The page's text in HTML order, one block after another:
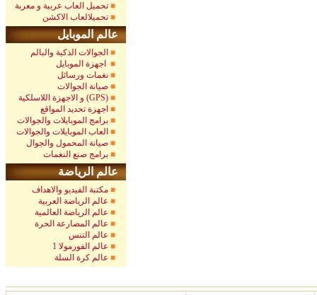
تحميل العاب عربية و معربة
تحميلالعاب الاكشن
عالم الموبايل
الجوالات الذكية والبالم
نغمات ورسائل
صيانة الجوالات
و الاجهزة اللاسلكية (GPS)
اجهزة تحديد المواقع
برامج الموبايلات والجوالات
العاب الموبايلات والجوالات
صيانة المحمول والجوال
برامج صنع النغمات
عالم الرياضة
مكتبة الفيديو والاهداف
عالم الرياضة العربية
عالم الرياضة العالمية
عالم المصارعة الحرة
عالم التنس
عالم الفورمولا 1
عالم كرة السلة